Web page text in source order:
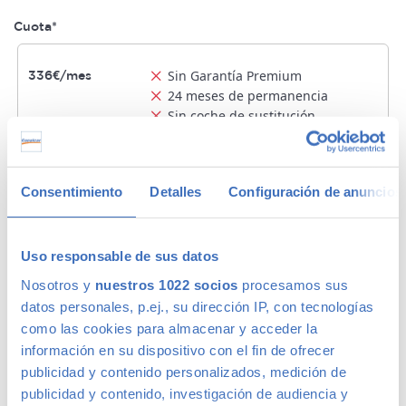
Consentimiento Detalles Configuración de anuncios
Uso responsable de sus datos
Nosotros y nuestros 1022 socios procesamos sus
datos personales, p.ej., su dirección IP, con tecnologías
como las cookies para almacenar y acceder la
información en su dispositivo con el fin de ofrecer
publicidad y contenido personalizados, medición de
publicidad y contenido, investigación de audiencia y
Cuota*
336€/mes
Sin Garantía Premium
24 meses de permanencia
Sin coche de sustitución
1 año Garantía Premium Plata
Sin permanencia
Sin coche de sustitución
337€/mes
MEJOR OPCION
2 años Garantía Premium Oro
Sin permanencia
Con coche de sustitución
*Entrada inicial 0€. Duración 120 meses. Cuota mensual 326€. TIN